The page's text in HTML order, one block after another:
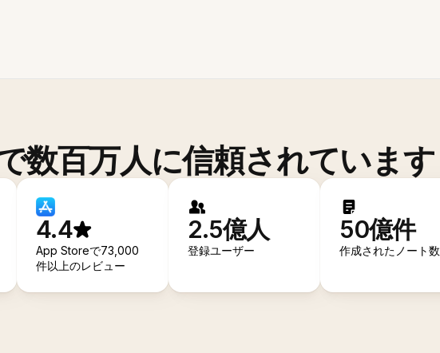
数百万人に信頼されています
4.4
App Storeで73,000
件以上のレビュー
2.5億人
登録ユーザー
50億件
作成されたノート数